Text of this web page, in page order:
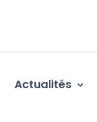
Actualités